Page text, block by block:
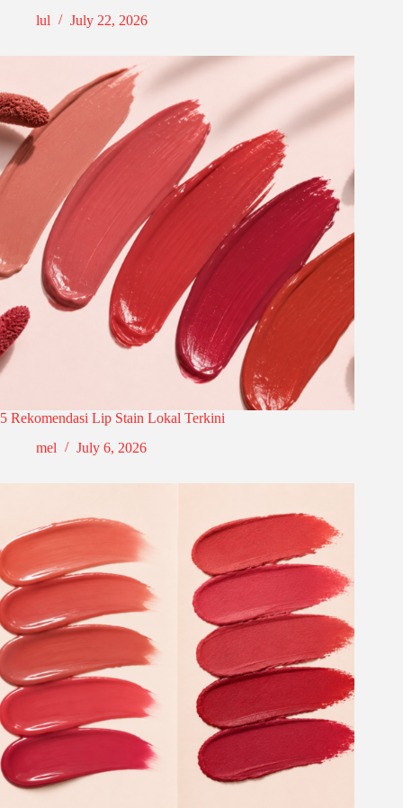
lul
July 22, 2026
5 Rekomendasi Lip Stain Lokal Terkini
mel
July 6, 2026